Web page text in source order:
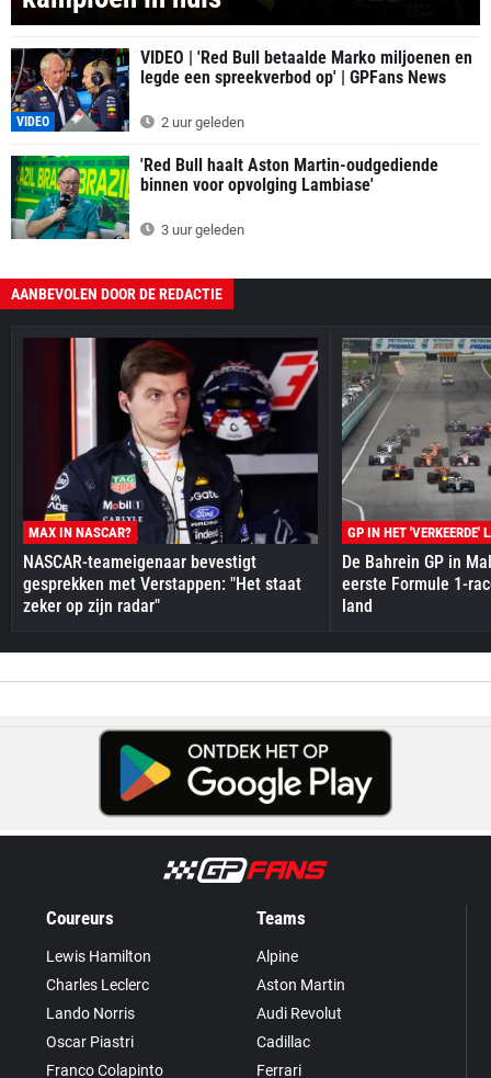
VIDEO
VIDEO | 'Red Bull betaalde Marko miljoenen en
legde een spreekverbod op' | GPFans News
2 uur geleden
'Red Bull haalt Aston Martin-oudgediende
binnen voor opvolging Lambiase'
3 uur geleden
AANBEVOLEN DOOR DE REDACTIE
MAX IN NASCAR?
NASCAR-teameigenaar bevestigt
gesprekken met Verstappen: "Het staat
zeker op zijn radar"
GP IN HET 'VERKEERDE'
De Bahrein GP in
eerste Formule 1-
land
Coureurs
Lewis Hamilton
Charles Leclerc
Lando Norris
Oscar Piastri
Franco Colapinto
Teams
Alpine
Aston Martin
Audi Revolut
Cadillac
Ferrari